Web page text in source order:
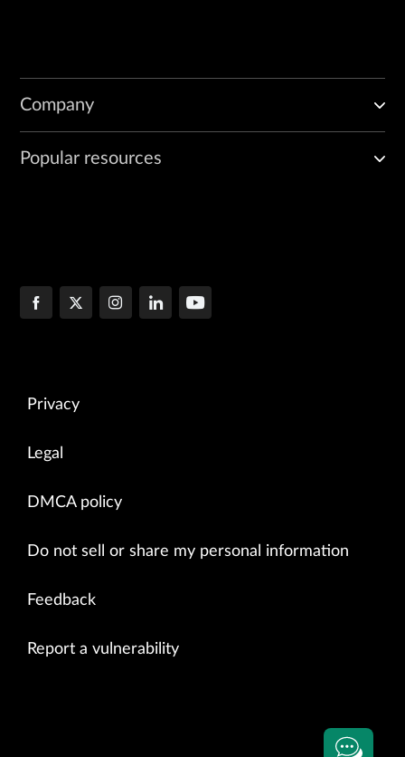
Company
Popular resources
Privacy
Legal
DMCA policy
Do not sell or share my personal information
Feedback
Report a vulnerability